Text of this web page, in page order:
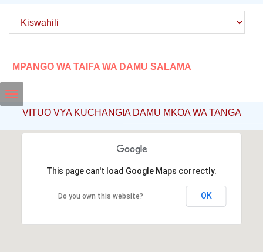
MPANGO WA TAIFA WA DAMU SALAMA
Toggle
VITUO VYA KUCHANGIA DAMU MKOA WA TANGA
This page can't load Google Maps correctly.
Do you own this website? OK